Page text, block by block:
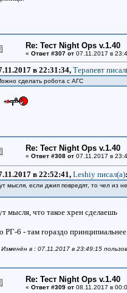
Re: Тест Night Ops v.1.40
« Ответ #307 от07.11.2017 в
в 22:31:34, Терапевт
сделать робота с АГС
Re: Тест Night Ops v.1.40
« Ответ #308 от07.11.2017 в
в 22:52:41, Leshiy писал(a):
мысля, если джип повредят, то чел из
мысля, что такое хрен сделаешь
РГ-6 - там гораздо
Изменён в : 07.11.2017 в 23:49:15
Re: Тест Night Ops v.1.40
« Ответ #309 от08.11.2017 в